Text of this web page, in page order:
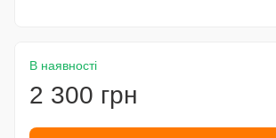
В наявності
2 300 грн